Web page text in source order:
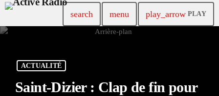
search menu play_arrow PLAY
ACTUALITÉ
Saint-Dizier : Clap de fin pour